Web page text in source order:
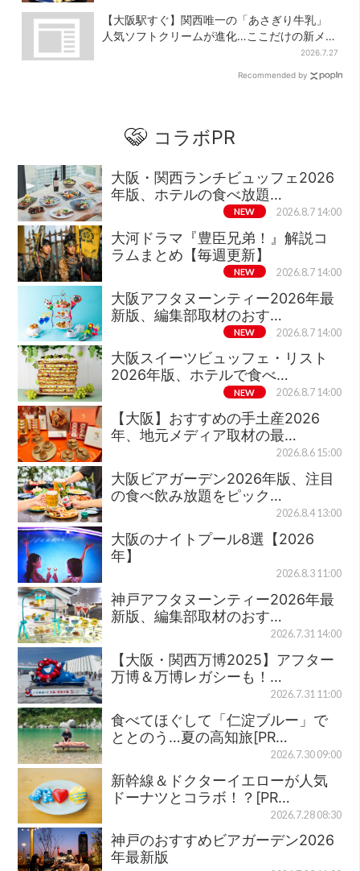
【大阪駅すぐ】関西唯一の「あさぎり牛乳」
人気ソフトクリームが進化…ここだけの新メニ
2026.7.27
Recommended by
コラボPR
大阪・関西ランチビュッフェ2026
年版、ホテルの食べ放題…
NEW 2026.8.7 14:00
大河ドラマ『豊臣兄弟！』解説コ
ラムまとめ【毎週更新】
NEW 2026.8.7 14:00
大阪アフタヌーンティー2026年最
新版、編集部取材のおす…
NEW 2026.8.7 14:00
大阪スイーツビュッフェ・リスト
2026年版、ホテルで食べ…
NEW 2026.8.7 14:00
【大阪】おすすめの手土産2026
年、地元メディア取材の最…
2026.8.6 15:00
大阪ビアガーデン2026年版、注目
の食べ飲み放題をピック…
2026.8.4 13:00
大阪のナイトプール8選【2026
年】
2026.8.3 11:00
神戸アフタヌーンティー2026年最
新版、編集部取材のおす…
2026.7.31 14:00
【大阪・関西万博2025】アフター
万博＆万博レガシーも！…
2026.7.31 11:00
食べてほぐして「仁淀ブルー」で
ととのう…夏の高知旅[PR…
2026.7.30 09:00
新幹線＆ドクターイエローが人気
ドーナツとコラボ！？[PR…
2026.7.28 08:30
神戸のおすすめビアガーデン2026
年最新版